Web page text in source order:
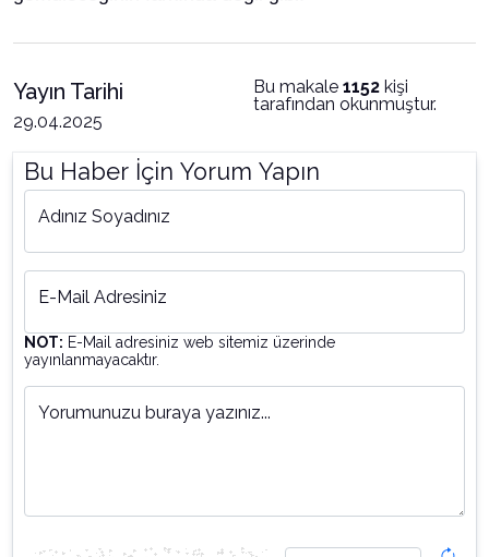
Yayın Tarihi
29.04.2025
Bu makale 1152 kişi
tarafından okunmuştur.
Bu Haber İçin Yorum Yapın
Adınız Soyadınız
E-Mail Adresiniz
NOT: E-Mail adresiniz web sitemiz üzerinde
yayınlanmayacaktır.
Yorumunuzu buraya yazınız...